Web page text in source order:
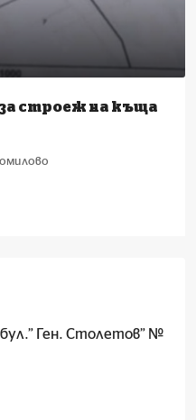
строеж на къща
Ген. Столетов” №